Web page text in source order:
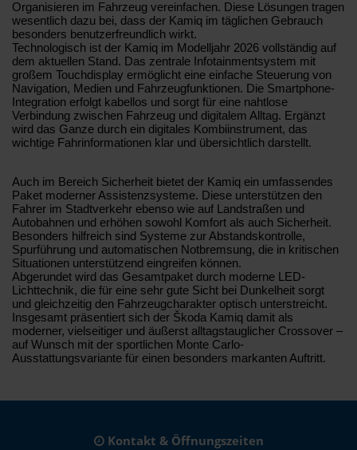
Organisieren im Fahrzeug vereinfachen. Diese Lösungen tragen
wesentlich dazu bei, dass der Kamiq im täglichen Gebrauch
besonders benutzerfreundlich wirkt.
Technologisch ist der Kamiq im Modelljahr 2026 vollständig auf
dem aktuellen Stand. Das zentrale Infotainmentsystem mit
großem Touchdisplay ermöglicht eine einfache Steuerung von
Navigation, Medien und Fahrzeugfunktionen. Die Smartphone-
Integration erfolgt kabellos und sorgt für eine nahtlose
Verbindung zwischen Fahrzeug und digitalem Alltag. Ergänzt
wird das Ganze durch ein digitales Kombiinstrument, das
wichtige Fahrinformationen klar und übersichtlich darstellt.
Auch im Bereich Sicherheit bietet der Kamiq ein umfassendes
Paket moderner Assistenzsysteme. Diese unterstützen den
Fahrer im Stadtverkehr ebenso wie auf Landstraßen und
Autobahnen und erhöhen sowohl Komfort als auch Sicherheit.
Besonders hilfreich sind Systeme zur Abstandskontrolle,
Spurführung und automatischen Notbremsung, die in kritischen
Situationen unterstützend eingreifen können.
Abgerundet wird das Gesamtpaket durch moderne LED-
Lichttechnik, die für eine sehr gute Sicht bei Dunkelheit sorgt
und gleichzeitig den Fahrzeugcharakter optisch unterstreicht.
Insgesamt präsentiert sich der Škoda Kamiq damit als
moderner, vielseitiger und äußerst alltagstauglicher Crossover –
auf Wunsch mit der sportlichen Monte Carlo-
Ausstattungsvariante für einen besonders markanten Auftritt.
Kontakt & Öffnungszeiten